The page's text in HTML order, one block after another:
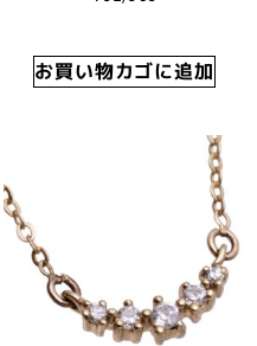
お買い物カゴに追加